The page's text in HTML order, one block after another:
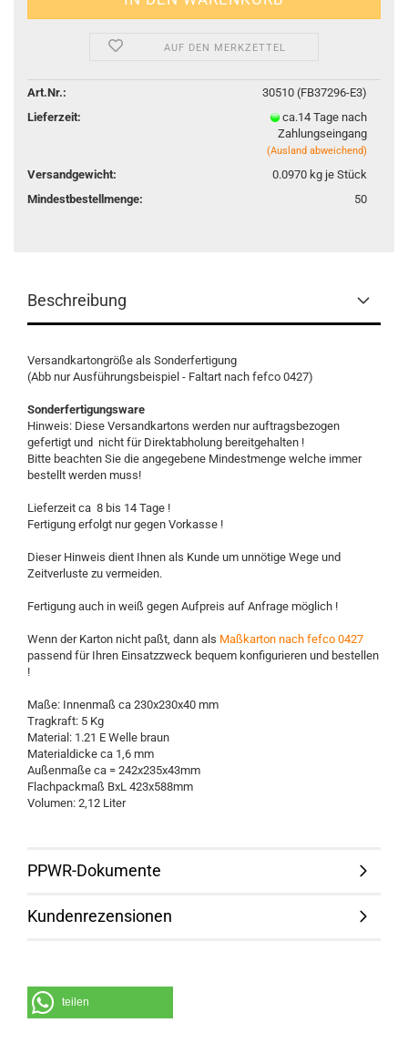
AUF DEN MERKZETTEL
Art.Nr.:
30510 (FB37296-E3)
Lieferzeit:
ca.14 Tage nach
Zahlungseingang
(Ausland abweichend)
Versandgewicht: 0.0970kg je Stück
Mindestbestellmenge:
50
Beschreibung
Versandkartongröße als Sonderfertigung
(Abb nur Ausführungsbeispiel - Faltart nach fefco 0427)
Sonderfertigungsware
Hinweis: Diese Versandkartons werden nur auftragsbezogen
gefertigt und nicht für Direktabholung bereitgehalten !
Bitte beachten Sie die angegebene Mindestmenge welche immer
bestellt werden muss!
Lieferzeit ca 8 bis 14 Tage !
Fertigung erfolgt nur gegen Vorkasse !
Dieser Hinweis dient Ihnen als Kunde um unnötige Wege und
Zeitverluste zu vermeiden.
Fertigung auch in weiß gegen Aufpreis auf Anfrage möglich !
Wenn der Karton nicht paßt, dann als Maßkarton nach fefco 0427
passend für Ihren Einsatzzweck bequem konfigurieren und bestellen
!
Maße: Innenmaß ca 230x230x40 mm
Tragkraft: 5 Kg
Material: 1.21 E Welle braun
Materialdicke ca 1,6 mm
Außenmaße ca = 242x235x43mm
Flachpackmaß BxL 423x588mm
Volumen: 2,12 Liter
PPWR-Dokumente
Kundenrezensionen
teilen